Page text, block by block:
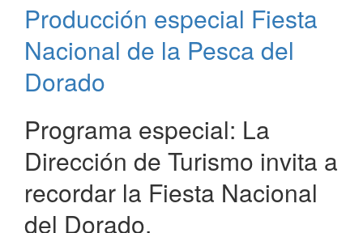
Día
del
Niño
Producción especial Fiesta
Nacional de la Pesca del
Dorado
Programa especial: La
Dirección de Turismo invita a
recordar la Fiesta Nacional
del Dorado.